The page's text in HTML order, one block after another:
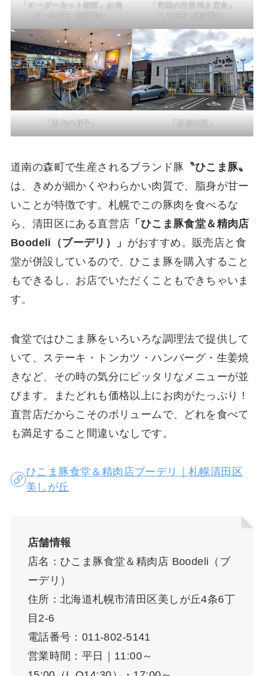
「オーダーカット御前」お肉
代＋650円（訪問時）
「究極の生姜焼き定食」
1,210円（訪問時）
「店内の様子」 「店舗外観」
道南の森町で生産されるブランド豚 〝ひこま豚〟
は、きめが細かくやわらかい肉質で、脂身が甘ー
いことが特徴です。札幌でこの豚肉を食べるな
ら、清田区にある直営店 「ひこま豚食堂＆精肉店
Boodeli（ブーデリ）」 がおすすめ。販売店と食
堂が併設しているので、ひこま豚を購入すること
もできるし、お店でいただくこともできちゃいま
す。
食堂ではひこま豚をいろいろな調理法で提供して
いて、ステーキ・トンカツ・ハンバーグ・生姜焼
きなど、その時の気分にピッタリなメニューが並
びます。またどれも価格以上にお肉がたっぷり！
直営店だからこそのボリュームで、どれを食べて
も満足すること間違いなしです。
ひこま豚食堂＆精肉店ブーデリ｜札幌清田区
美しが丘
店舗情報
店名：ひこま豚食堂＆精肉店 Boodeli（ブ
ーデリ）
住所：北海道札幌市清田区美しが丘4条6丁
目2-6
電話番号：011-802-5141
営業時間：平日｜11:00～